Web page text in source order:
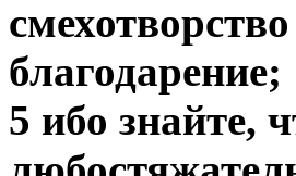
благодарение;
5 ибо знайте,